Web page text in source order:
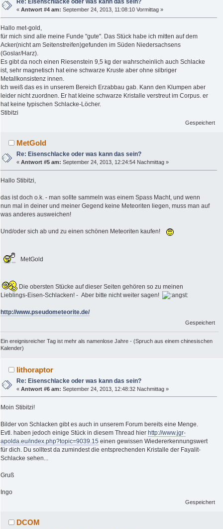
Re: Eisenschlacke oder was kann das sein?
«Antwort #4 am: September 24, 2013, 11:08:10 Vormittag »
Hallo met-gold,
für mich sind alle meine Funde "gute". Das Stück habe ich mitten auf dem
Acker(nicht am Seitenstreifen)gefunden im Süden Niedersachsens
(Goslar/Harz).
Es gibt da noch einen Riesenstein 9,5 kg der wahrscheinlich auch Schlacke
ist, sehr magnetisch hat eine schwarze Kruste aber ohne silbriger
Metallkonsistenz innen.
Ich weiß das es in unserem Bereich Erzabbau gab. Kann den Klumpen aber
leider nicht zuordnen. Er hat kleine schwarze Kristalle verstreut im Corpus. er
hat keine typischen Schlacke-Löcher.
Stibitzi
Gespeichert
MetGold
Re: Eisenschlacke oder was kann das sein?
«Antwort #5 am: September 24, 2013, 12:24:54 Nachmittag »
Hallo Stibitzi,
das ist doch o.k. - man sollte sammeln was einem Spass Macht, und wenn
nun mal in deiner und meiner Gegend keine Meteoriten liegen, muss man auf
was anderes ausweichen!
Und/oder sich ab und zu einen schönen Meteoriten kaufen!
MetGold
Die obersten Stücke auf dieser Seiten gehören so zu meinen
Lieblings-Eisen-Schlacken! - Aber bitte nicht weiter sagen!
http://www.pseudometeorite.de/
Gespeichert
Ein ereignisreicher Tag ist mehr als namenlose Jahre - (Spruch aus einem chinesischen
Kalender)
lithoraptor
Re: Eisenschlacke oder was kann das sein?
«Antwort #6 am: September 24, 2013, 12:48:32 Nachmittag »
Moin Stibitzi!
Bilder von Schlacken gibt es auch in unserem Forum bereits eine Menge.
Evtl. haben jedoch einige Stück in diesem Thread hier http://www.jgr-
apolda.eu/index.php?topic=9039.15 einen gewissen Wiedererkennungswert
für dich. Du solltest da zumindest die entsprechenden Kristalle der Fayalit-
Schlacke sehen...
Gruß
Ingo
Gespeichert
DCOM